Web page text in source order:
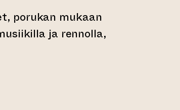
porukan mukaan
ja rennolla,